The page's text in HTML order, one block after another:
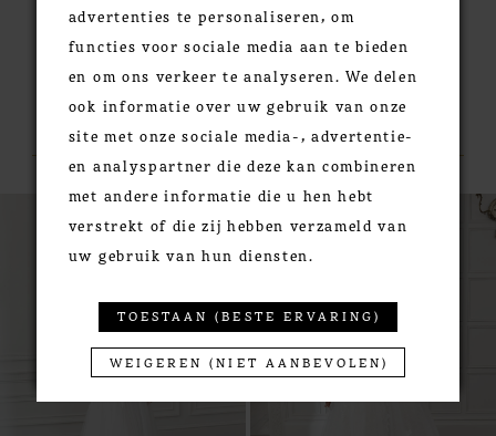
horsehair hem and chapel length train. For
additional structure, this style can also be ordered
with a fully lined bodice.
RELATED PRODUCTS
Products
Carousel
PAUSE AUTOPLAY
PREVIOUS SLIDE
NEXT SLIDE
advertenties te personaliseren, om
functies voor sociale media aan te bieden
en om ons verkeer te analyseren. We delen
ook informatie over uw gebruik van onze
site met onze sociale media-, advertentie-
en analyspartner die deze kan combineren
met andere informatie die u hen hebt
verstrekt of die zij hebben verzameld van
uw gebruik van hun diensten.
TOESTAAN (BESTE ERVARING)
WEIGEREN (NIET AANBEVOLEN)